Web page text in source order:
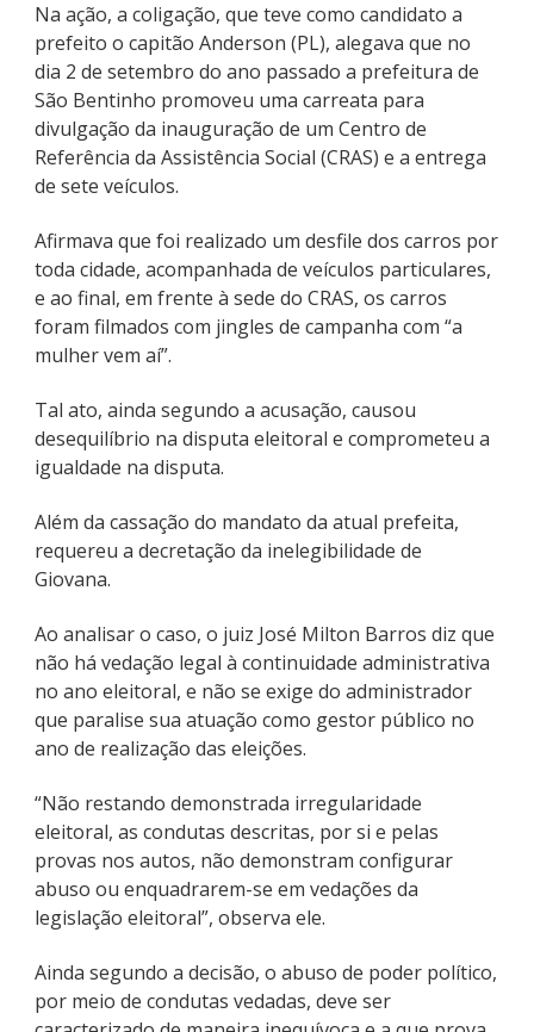
Na ação, a coligação, que teve como candidato a
prefeito o capitão Anderson (PL), alegava que no
dia 2 de setembro do ano passado a prefeitura de
São Bentinho promoveu uma carreata para
divulgação da inauguração de um Centro de
Referência da Assistência Social (CRAS) e a entrega
de sete veículos.
Afirmava que foi realizado um desfile dos carros por
toda cidade, acompanhada de veículos particulares,
e ao final, em frente à sede do CRAS, os carros
foram filmados com jingles de campanha com “a
mulher vem aí”.
Tal ato, ainda segundo a acusação, causou
desequilíbrio na disputa eleitoral e comprometeu a
igualdade na disputa.
Além da cassação do mandato da atual prefeita,
requereu a decretação da inelegibilidade de
Giovana.
Ao analisar o caso, o juiz José Milton Barros diz que
não há vedação legal à continuidade administrativa
no ano eleitoral, e não se exige do administrador
que paralise sua atuação como gestor público no
ano de realização das eleições.
“Não restando demonstrada irregularidade
eleitoral, as condutas descritas, por si e pelas
provas nos autos, não demonstram configurar
abuso ou enquadrarem-se em vedações da
legislação eleitoral”, observa ele.
Ainda segundo a decisão, o abuso de poder político,
por meio de condutas vedadas, deve ser